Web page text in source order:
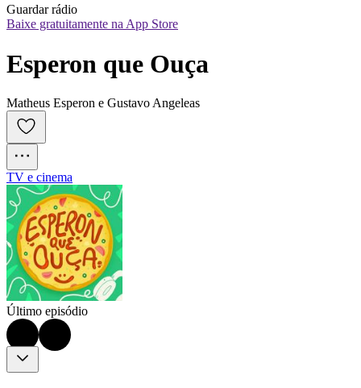
Guardar rádio
Baixe gratuitamente na App Store
Esperon que Ouça
Matheus Esperon e Gustavo Angeleas
TV e cinema
Último episódio